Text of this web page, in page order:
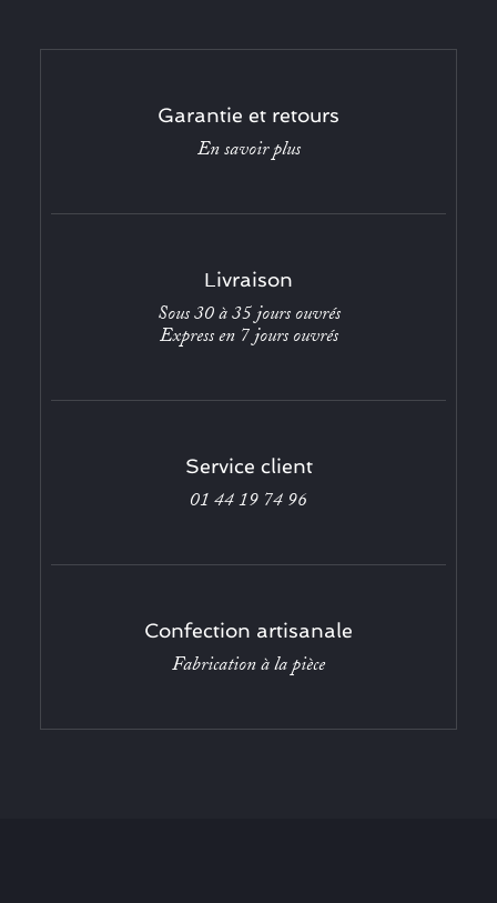
Garantie et retours
En savoir plus
Livraison
Sous 30 à 35 jours ouvrés
Express en 7 jours ouvrés
Service client
01 44 19 74 96
Confection artisanale
Fabrication à la pièce